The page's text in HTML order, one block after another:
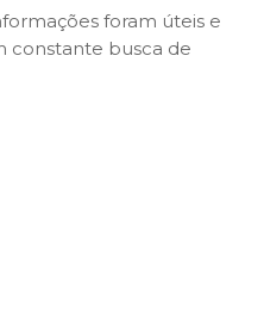
foram úteis e
constante busca de